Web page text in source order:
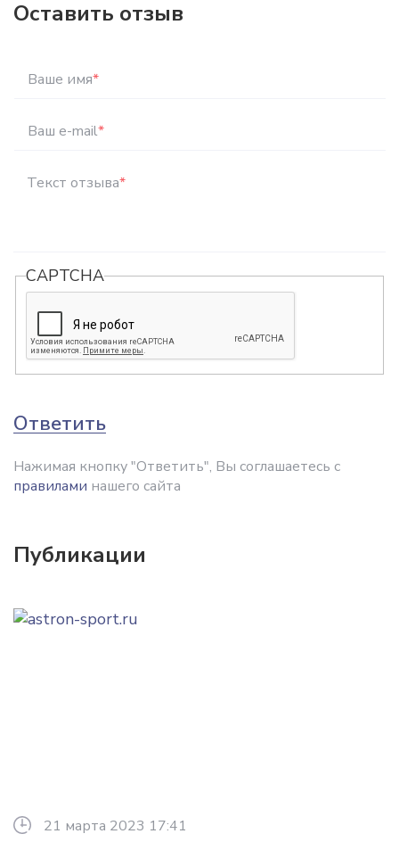
Оставить отзыв
Ваше имя*
Ваш e-mail*
Текст отзыва*
CAPTCHA
Ответить
Нажимая кнопку "Ответить", Вы соглашаетесь с
правилами нашего сайта
Публикации
21 марта 2023 17:41